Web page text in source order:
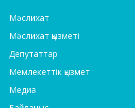
Мәслихат
Мәслихат қызметі
Депутаттар
Мемлекеттік қызмет
Медиа